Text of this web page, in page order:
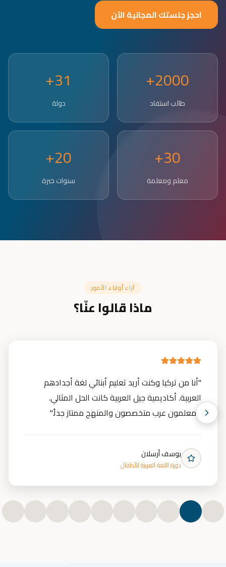
احجز جلستك المجانية الآن
2000+
طالب استفاد
31+
دولة
30+
معلم ومعلمة
20+
سنوات خبرة
آراء أولياء الأمور
ماذا قالوا عنّا؟
"أنا من تركيا وكنت أريد تعليم أبنائي لغة أجدادهم
العربية. أكاديمية جيل العربية كانت الحل المثالي.
المعلمون عرب متخصصون والمنهج ممتاز جداً."
يوسف أرسلان
دورة اللغة العربية للأطفال